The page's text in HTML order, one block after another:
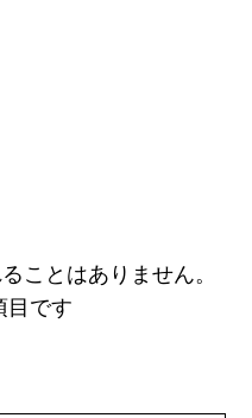
ことはありません。
目です